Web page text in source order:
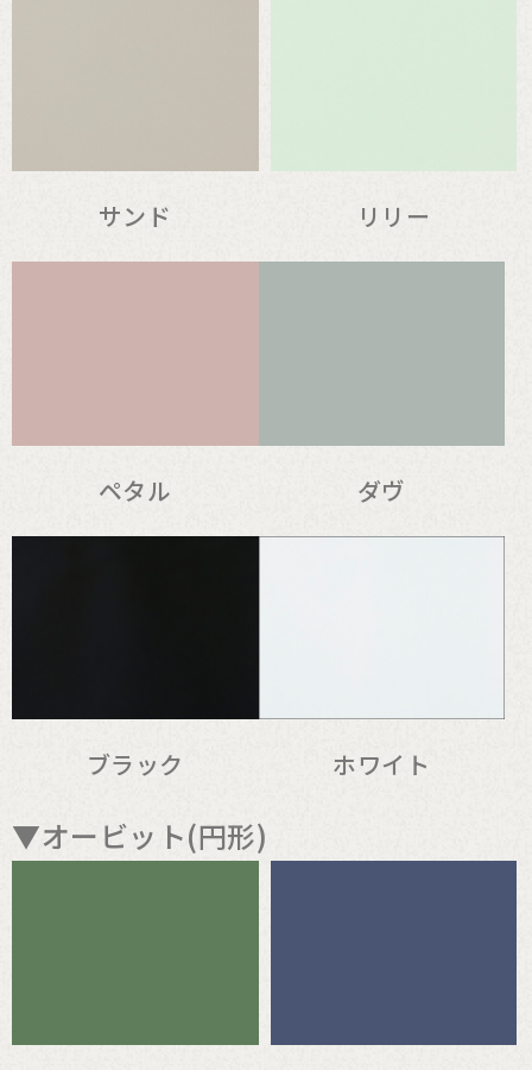
サンド リリー
ペタル ダヴ
ブラック ホワイト
▼オービット(円形)